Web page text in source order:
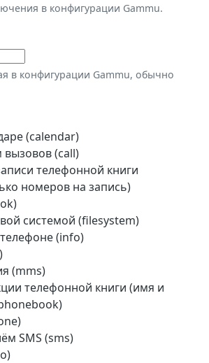
в конфигурации Gammu.
в конфигурации Gammu, обычно
(calendar)
(call)
телефонной книги
номеров на запись)
системой (filesystem)
(info)
(mms)
телефонной книги (имя и
SMS (sms)